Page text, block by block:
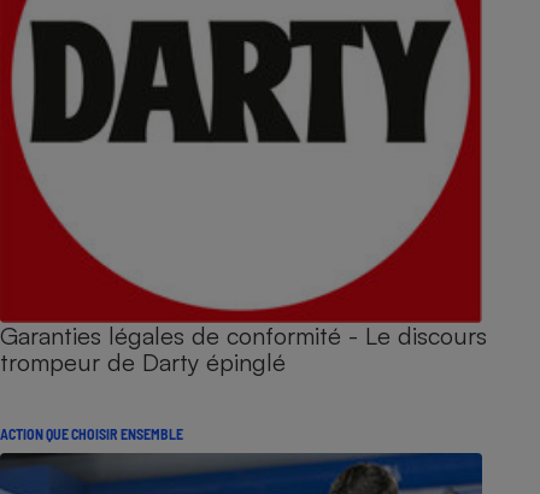
Garanties légales de conformité - Le discours
trompeur de Darty épinglé
ACTION QUE CHOISIR ENSEMBLE